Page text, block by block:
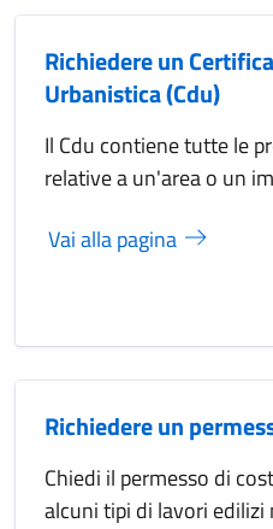
Richiedere un
Urbanistica (Cdu)
Il Cdu contiene tutte le
relative a un'area o un
Vai alla pagina
Richiedere un
Chiedi il permesso di
alcuni tipi di lavori edilizi